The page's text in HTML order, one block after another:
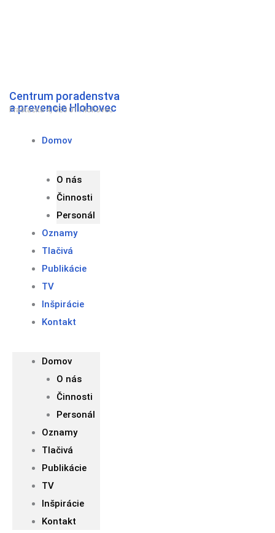
Centrum poradenstva
a prevencie Hlohovec
Fraštacká 4, 920 01 Hlohovec
Domov
O nás
Činnosti
Personál
Oznamy
Tlačivá
Publikácie
TV
Inšpirácie
Kontakt
Domov
O nás
Činnosti
Personál
Oznamy
Tlačivá
Publikácie
TV
Inšpirácie
Kontakt